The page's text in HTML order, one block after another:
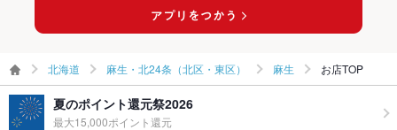
北海道 麻生・北24条（北区・東区） 麻生 お店TOP
夏のポイント還元祭2026
最大15,000ポイント還元